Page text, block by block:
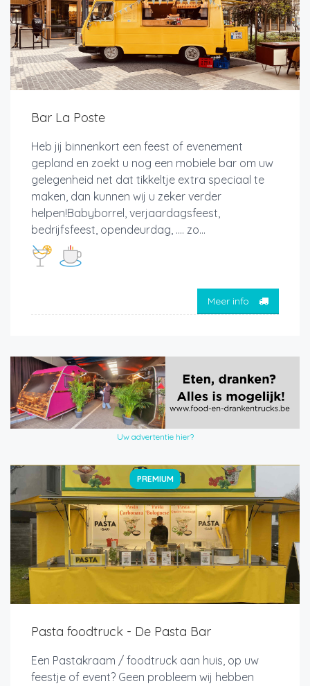
Bar La Poste
Heb jij binnenkort een feest of evenement
gepland en zoekt u nog een mobiele bar om uw
gelegenheid net dat tikkeltje extra speciaal te
maken, dan kunnen wij u zeker verder
helpen!Babyborrel, verjaardagsfeest,
bedrijfsfeest, opendeurdag, …. zo...
Meer info
Uw advertentie hier?
PREMIUM
Pasta foodtruck - De Pasta Bar
Een Pastakraam / foodtruck aan huis, op uw
feestje of event? Geen probleem wij hebben